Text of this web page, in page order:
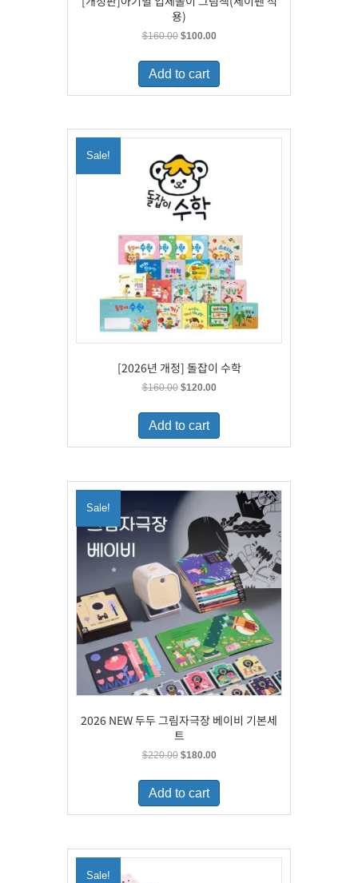
용)
$160.00 Original
was:
$160.00.
$100.00Current
is:
Add to cart
Sale!
[2026년 개정] 돌잡이 수학
$160.00 Original
was:
$160.00.
$120.00Current
is:
Add to cart
Sale!
2026 NEW 두두 그림자극장 베이비 기본세
트
$220.00 Original
was:
$220.00.
$180.00Current
is:
Add to cart
Sale!